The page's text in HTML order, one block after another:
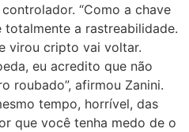
“Como a chave
totalmente a rastreabilidade.
virou cripto vai voltar.
eu acredito que não
roubado”, afirmou Zanini.
tempo, horrível, das
que você tenha medo de o